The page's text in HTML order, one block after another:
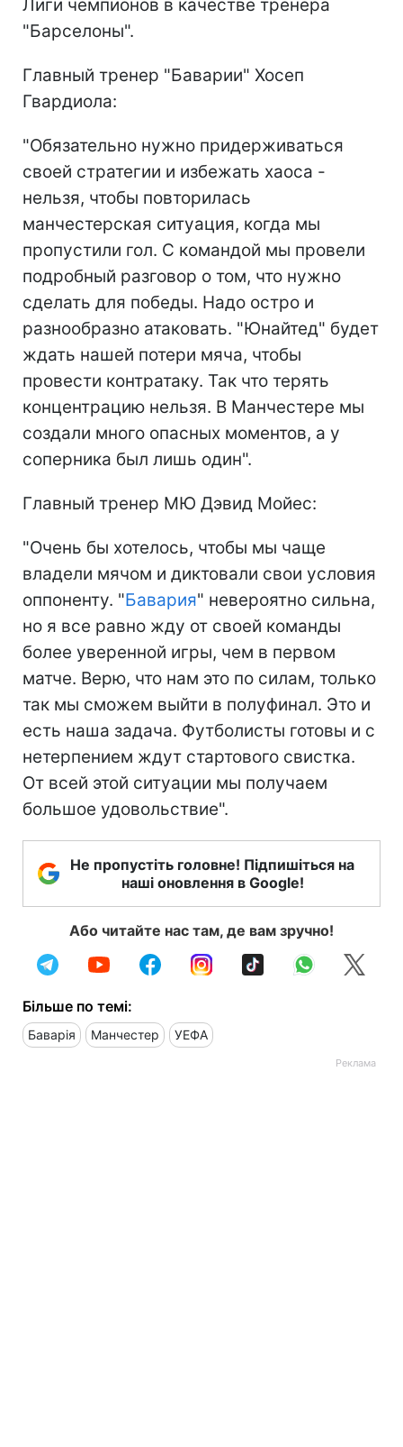
Лиги чемпионов в качестве тренера
"Барселоны".
Главный тренер "Баварии" Хосеп
Гвардиола:
"Обязательно нужно придерживаться
своей стратегии и избежать хаоса -
нельзя, чтобы повторилась
манчестерская ситуация, когда мы
пропустили гол. С командой мы провели
подробный разговор о том, что нужно
сделать для победы. Надо остро и
разнообразно атаковать. "Юнайтед" будет
ждать нашей потери мяча, чтобы
провести контратаку. Так что терять
концентрацию нельзя. В Манчестере мы
создали много опасных моментов, а у
соперника был лишь один".
Главный тренер МЮ Дэвид Мойес:
"Очень бы хотелось, чтобы мы чаще
владели мячом и диктовали свои условия
оппоненту. "Бавария" невероятно сильна,
но я все равно жду от своей команды
более уверенной игры, чем в первом
матче. Верю, что нам это по силам, только
так мы сможем выйти в полуфинал. Это и
есть наша задача. Футболисты готовы и с
нетерпением ждут стартового свистка.
От всей этой ситуации мы получаем
большое удовольствие".
Не пропустіть головне! Підпишіться на
наші оновлення в Google!
Або читайте нас там, де вам зручно!
Більше по темі:
Баварія Манчестер УЕФА